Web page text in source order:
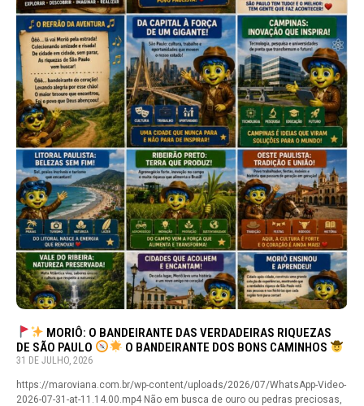
MORIÔ: O BANDEIRANTE DAS VERDADEIRAS RIQUEZAS
DE SÃO PAULO
O BANDEIRANTE DOS BONS CAMINHOS
31 DE JULHO, 2026
https://maroviana.com.br/wp-content/uploads/2026/07/WhatsApp-Video-
2026-07-31-at-11.14.00.mp4 Não em busca de ouro ou pedras preciosas,